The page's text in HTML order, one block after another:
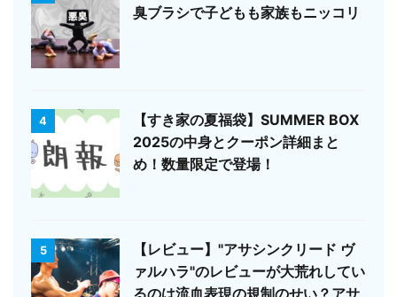
臭ブラシで子どもも家族もニッコリ
4
【すき家の夏福袋】SUMMER BOX
2025の中身とクーポン詳細まと
め！数量限定で登場！
5
【レビュー】"アサシンクリード ヴ
ァルハラ"のレビューが大荒れしてい
るのは流血表現の規制のせい？アサ